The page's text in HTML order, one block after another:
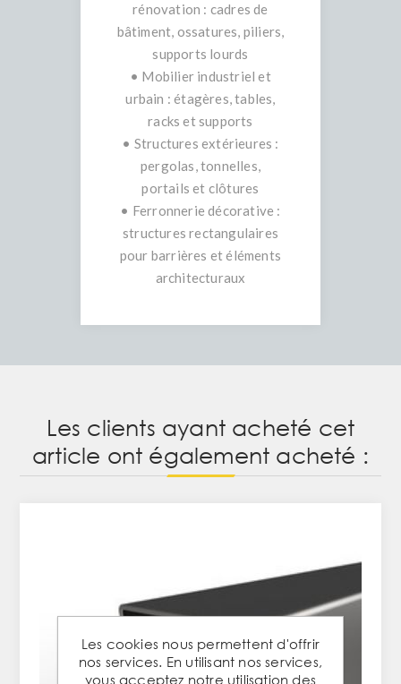
rénovation : cadres de
bâtiment, ossatures, piliers,
supports lourds
• Mobilier industriel et
urbain : étagères, tables,
racks et supports
• Structures extérieures :
pergolas, tonnelles,
portails et clôtures
• Ferronnerie décorative :
structures rectangulaires
pour barrières et éléments
architecturaux
Les clients ayant acheté cet
article ont également acheté :
Les cookies nous permettent d'offrir
nos services. En utilisant nos services,
vous acceptez notre utilisation des